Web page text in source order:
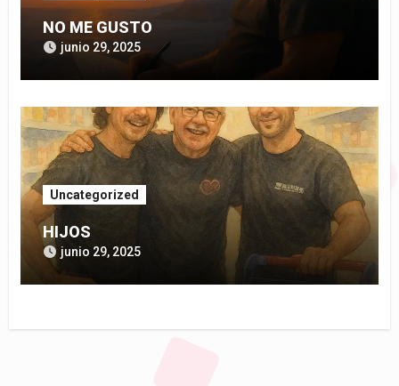
NO ME GUSTO
junio 29, 2025
Uncategorized
HIJOS
junio 29, 2025